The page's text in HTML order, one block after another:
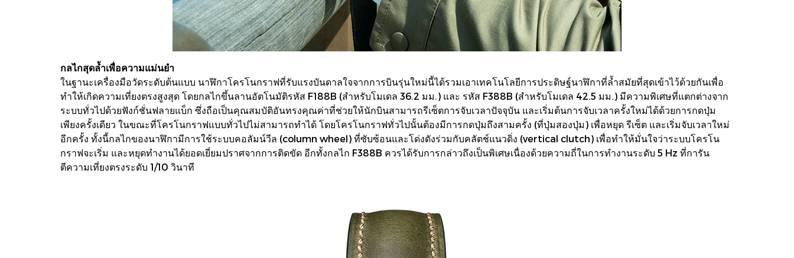
กลไกสุดล้ำเพื่อความแม่นยำ
ในฐานะเครื่องมือวัดระดับต้นแบบ นาฬิกาโครโนกราฟที่รับแรงบันดาลใจจากการบินรุ่นใหม่นี้ได้รวมเอาเทคโนโลยีการประดิษฐ์นาฬิกาที่ล้ำสมัยที่สุดเข้าไว้ด้วยกันเพื่อ
ทำให้เกิดความเที่ยงตรงสูงสุด โดยกลไกขึ้นลานอัตโนมัติรหัส F188B (สำหรับโมเดล 36.2 มม.) และ รหัส F388B (สำหรับโมเดล 42.5 มม.) มีความพิเศษที่แตกต่างจาก
ระบบทั่วไปด้วยฟังก์ชั่นฟลายแบ็ก ซึ่งถือเป็นคุณสมบัติอันทรงคุณค่าที่ช่วยให้นักบินสามารถรีเซ็ตการจับเวลาปัจจุบัน และเริ่มต้นการจับเวลาครั้งใหม่ได้ด้วยการกดปุ่ม
เพียงครั้งเดียว ในขณะที่โครโนกราฟแบบทั่วไปไม่สามารถทำได้ โดยโครโนกราฟทั่วไปนั้นต้องมีการกดปุ่มถึงสามครั้ง (ที่ปุ่มสองปุ่ม) เพื่อหยุด รีเซ็ต และเริ่มจับเวลาใหม่
อีกครั้ง ทั้งนี้กลไกของนาฬิกามีการใช้ระบบคอลัมน์วีล (column wheel) ที่ซับซ้อนและโด่งดังร่วมกับคลัตช์แนวดิ่ง (vertical clutch) เพื่อทำให้มั่นใจว่าระบบโครโน
กราฟจะเริ่ม และหยุดทำงานได้ยอดเยี่ยมปราศจากการติดขัด อีกทั้งกลไก F388B ควรได้รับการกล่าวถึงเป็นพิเศษเนื่องด้วยความถี่ในการทำงานระดับ 5 Hz ที่การัน
ตีความเที่ยงตรงระดับ 1/10 วินาที